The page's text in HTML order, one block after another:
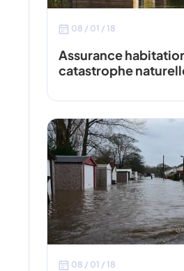
08 / 01 / 18
Assurance
catastrophe
08 / 01 / 18